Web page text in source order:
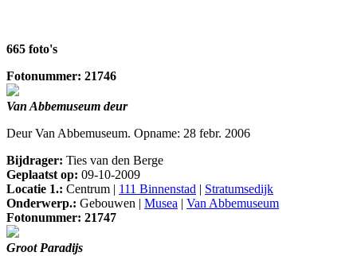
665 foto's
Fotonummer: 21746
Van Abbemuseum deur
Deur Van Abbemuseum. Opname: 28 febr. 2006
Bijdrager: Ties van den Berge
Geplaatst op: 09-10-2009
Locatie 1.: Centrum | 111 Binnenstad | Stratumsedijk
Onderwerp.: Gebouwen | Musea | Van Abbemuseum
Fotonummer: 21747
Groot Paradijs